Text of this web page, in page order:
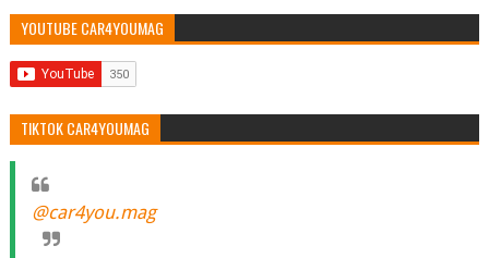
YOUTUBE CAR4YOUMAG
TIKTOK CAR4YOUMAG
@car4you.mag